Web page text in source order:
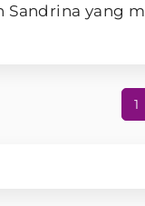
Sandrina yang
1